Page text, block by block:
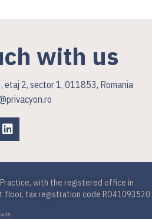
with us
etaj 2, sector 1, 011853, Romania
Practice, with the registered office in
floor, tax registration code RO41093520.